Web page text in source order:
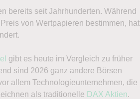
bereits seit Jahrhunderten. Während
von Wertpapieren bestimmen, hat
gibt es heute im Vergleich zu früher
sind 2026 ganz andere Börsen
allem Technologieunternehmen, die
als traditionelle DAX Aktien.